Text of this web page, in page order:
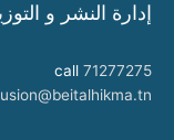
إدارة النشر و
call 71277275